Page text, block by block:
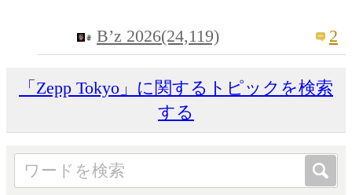
B’z 2026(24,119) 2
「Zepp Tokyo」に関するトピックを検索
する